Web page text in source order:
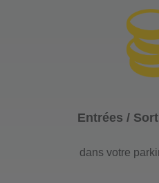
Entrées /
dans votre